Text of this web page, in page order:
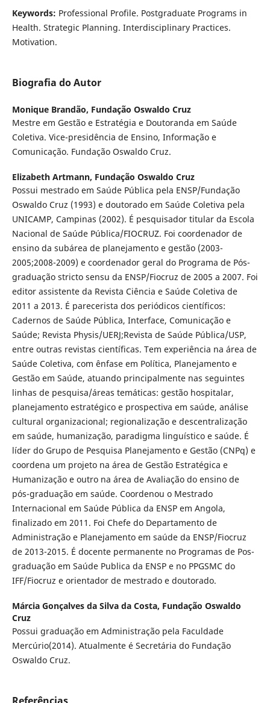
Keywords: Professional Profile. Postgraduate Programs in
Health. Strategic Planning. Interdisciplinary Practices.
Motivation.
Biografia do Autor
Monique Brandão, Fundação Oswaldo Cruz
Mestre em Gestão e Estratégia e Doutoranda em Saúde
Coletiva. Vice-presidência de Ensino, Informação e
Comunicação. Fundação Oswaldo Cruz.
Elizabeth Artmann, Fundação Oswaldo Cruz
Possui mestrado em Saúde Pública pela ENSP/Fundação
Oswaldo Cruz (1993) e doutorado em Saúde Coletiva pela
UNICAMP, Campinas (2002). É pesquisador titular da Escola
Nacional de Saúde Pública/FIOCRUZ. Foi coordenador de
ensino da subárea de planejamento e gestão (2003-
2005;2008-2009) e coordenador geral do Programa de Pós-
graduação stricto sensu da ENSP/Fiocruz de 2005 a 2007. Foi
editor assistente da Revista Ciência e Saúde Coletiva de
2011 a 2013. É parecerista dos periódicos científicos:
Cadernos de Saúde Pública, Interface, Comunicação e
Saúde; Revista Physis/UERJ;Revista de Saúde Pública/USP,
entre outras revistas científicas. Tem experiência na área de
Saúde Coletiva, com ênfase em Política, Planejamento e
Gestão em Saúde, atuando principalmente nas seguintes
linhas de pesquisa/áreas temáticas: gestão hospitalar,
planejamento estratégico e prospectiva em saúde, análise
cultural organizacional; regionalização e descentralização
em saúde, humanização, paradigma linguístico e saúde. É
líder do Grupo de Pesquisa Planejamento e Gestão (CNPq) e
coordena um projeto na área de Gestão Estratégica e
Humanização e outro na área de Avaliação do ensino de
pós-graduação em saúde. Coordenou o Mestrado
Internacional em Saúde Pública da ENSP em Angola,
finalizado em 2011. Foi Chefe do Departamento de
Administração e Planejamento em saúde da ENSP/Fiocruz
de 2013-2015. É docente permanente no Programas de Pos-
graduação em Saúde Publica da ENSP e no PPGSMC do
IFF/Fiocruz e orientador de mestrado e doutorado.
Márcia Gonçalves da Silva da Costa, Fundação Oswaldo
Cruz
Possui graduação em Administração pela Faculdade
Mercúrio(2014). Atualmente é Secretária do Fundação
Oswaldo Cruz.